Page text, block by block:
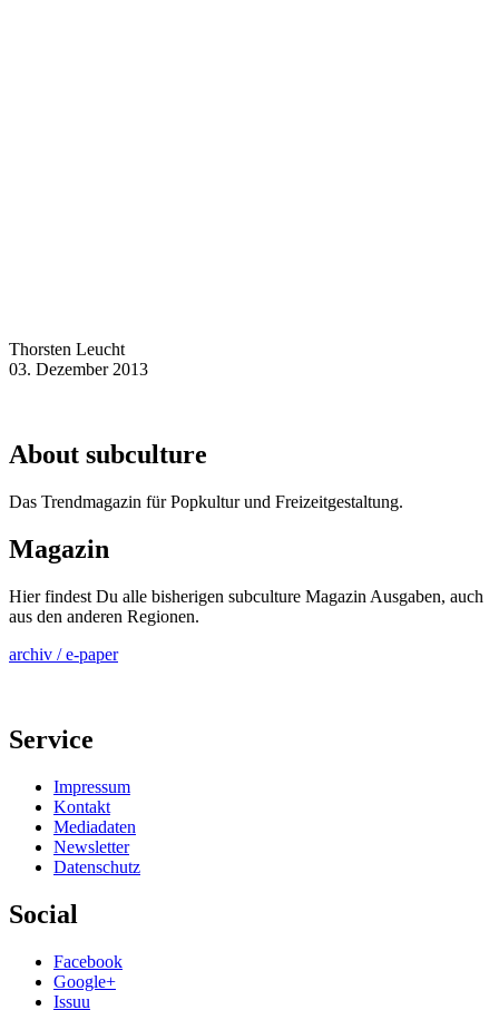
Thorsten Leucht
03. Dezember 2013
About subculture
Das Trendmagazin für Popkultur und Freizeitgestaltung.
Magazin
Hier findest Du alle bisherigen subculture Magazin Ausgaben, auch
aus den anderen Regionen.
archiv / e-paper
Service
Impressum
Kontakt
Mediadaten
Newsletter
Datenschutz
Social
Facebook
Google+
Issuu